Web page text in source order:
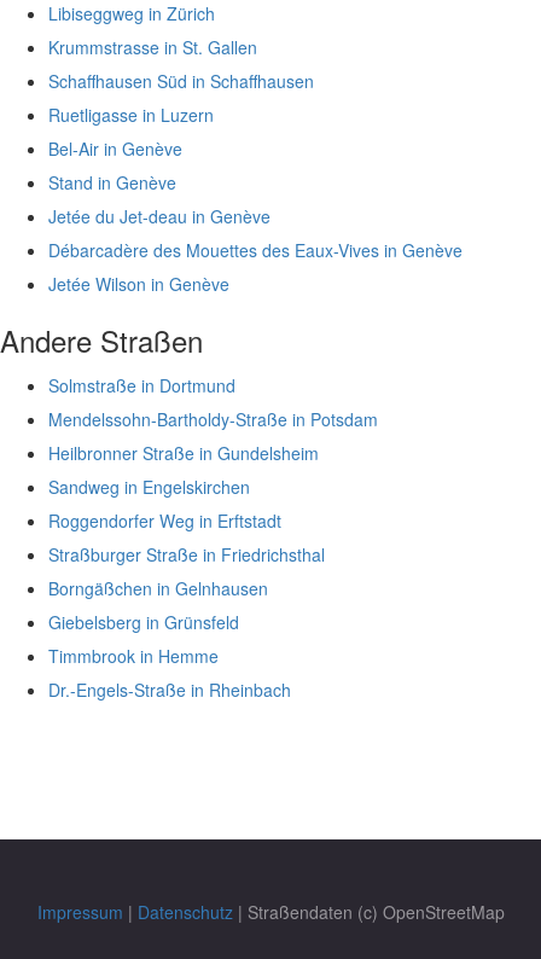
Libiseggweg in Zürich
Krummstrasse in St. Gallen
Schaffhausen Süd in Schaffhausen
Ruetligasse in Luzern
Bel-Air in Genève
Stand in Genève
Jetée du Jet-deau in Genève
Débarcadère des Mouettes des Eaux-Vives in Genève
Jetée Wilson in Genève
Andere Straßen
Solmstraße in Dortmund
Mendelssohn-Bartholdy-Straße in Potsdam
Heilbronner Straße in Gundelsheim
Sandweg in Engelskirchen
Roggendorfer Weg in Erftstadt
Straßburger Straße in Friedrichsthal
Borngäßchen in Gelnhausen
Giebelsberg in Grünsfeld
Timmbrook in Hemme
Dr.-Engels-Straße in Rheinbach
Impressum | Datenschutz| Straßendaten (c) OpenStreetMap